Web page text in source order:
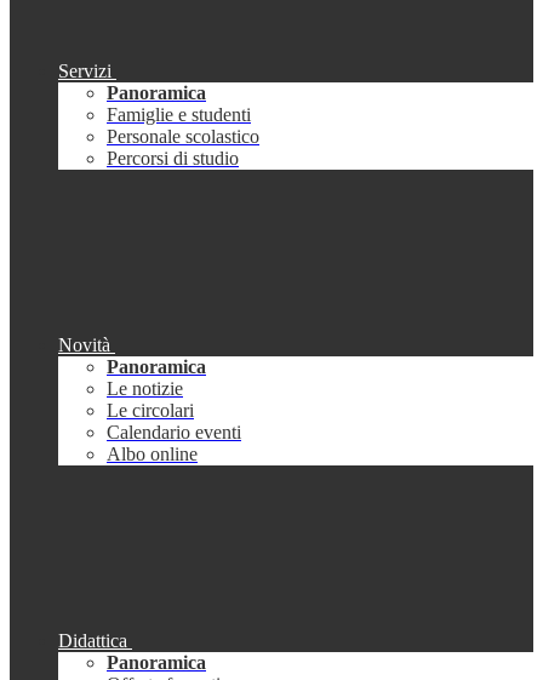
Servizi
Panoramica
Famiglie e studenti
Personale scolastico
Percorsi di studio
Novità
Panoramica
Le notizie
Le circolari
Calendario eventi
Albo online
Didattica
Panoramica